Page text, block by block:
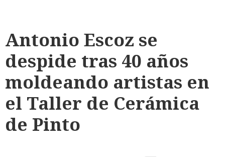
Antonio Escoz se
despide tras 40 años
moldeando artistas en
el Taller de Cerámica
de Pinto